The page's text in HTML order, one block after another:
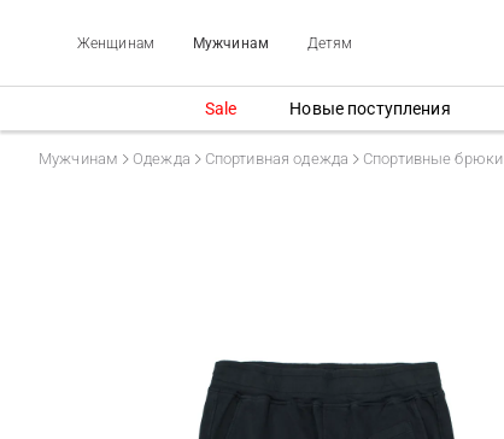
Женщинам Мужчинам Детям
Sale Новые поступления
Мужчинам Одежда Спортивная одежда Спортивные брюки